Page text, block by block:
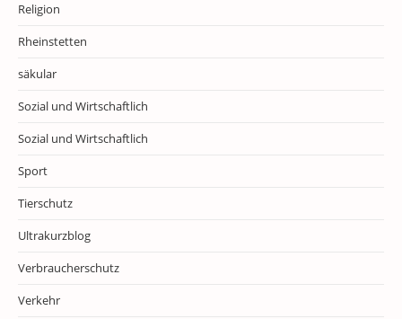
Religion
Rheinstetten
säkular
Sozial und Wirtschaftlich
Sozial und Wirtschaftlich
Sport
Tierschutz
Ultrakurzblog
Verbraucherschutz
Verkehr